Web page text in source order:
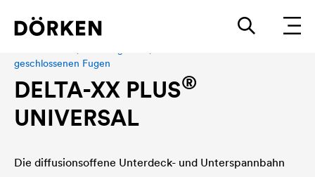
geschlossenen Fugen
DELTA-XX PLUS®
UNIVERSAL
Die diffusionsoffene Unterdeck- und Unterspannbahn